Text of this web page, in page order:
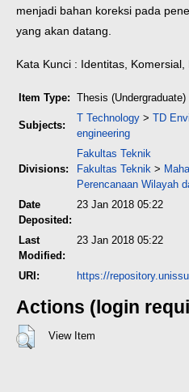
menjadi bahan koreksi pada
yang akan datang.
Kata Kunci : Identitas, Komersial,
Item Type: Thesis (Undergraduate)
Subjects:
T Technology > TD
engineering
Divisions:
Fakultas Teknik
Fakultas Teknik >
Perencanaan Wilayah
Date
Deposited:
23 Jan 2018 05:22
Last
Modified:
23 Jan 2018 05:22
URI: https://
Actions (login
View Item